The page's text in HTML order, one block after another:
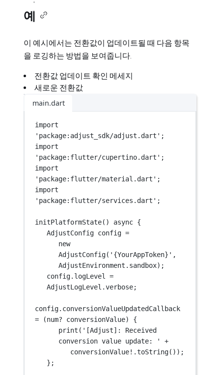
예
이 예시에서는 전환값이 업데이트될 때 다음 항목
을 로깅하는 방법을 보여줍니다.
전환값 업데이트 확인 메세지
새로운 전환값
main.dart
import
'package:adjust_sdk/adjust.dart' ;
import
'package:flutter/cupertino.dart' ;
import
'package:flutter/material.dart' ;
import
'package:flutter/services.dart' ;
initPlatformState() async {
AdjustConfig config =
new
AdjustConfig( '{YourAppToken}'
AdjustEnvironment .sandbox);
config.logLevel =
AdjustLogLevel .verbose;
= (num? conversionValue) {
print ( '[Adjust]: Received
conversion value update: '
+
conversionValue! .toString());
};